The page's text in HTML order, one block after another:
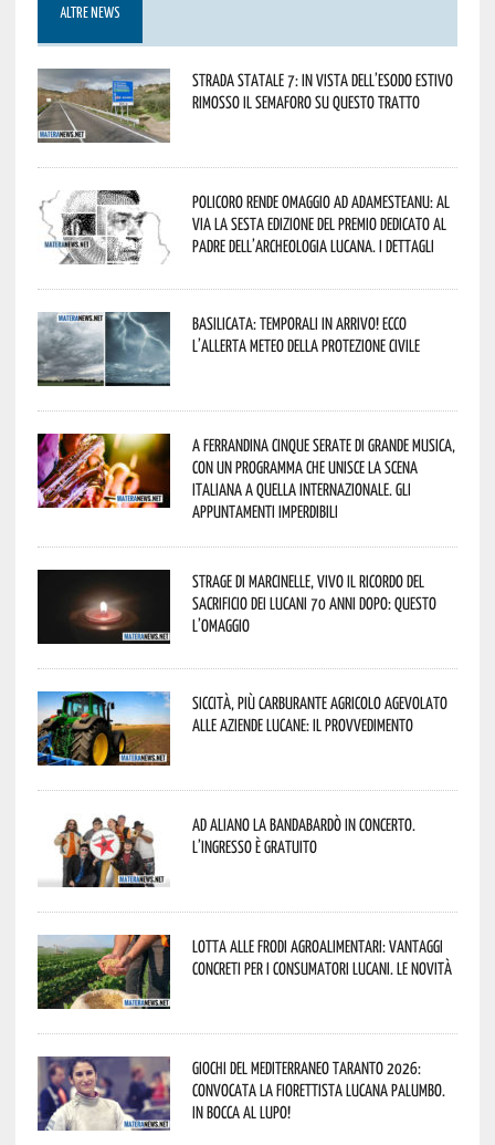
ALTRE NEWS
Strada statale 7: in vista dell’esodo estivo
rimosso il semaforo su questo tratto
Policoro rende omaggio ad Adamesteanu: al
via la sesta edizione del Premio dedicato al
padre dell’archeologia lucana. I dettagli
Basilicata: temporali in arrivo! Ecco
l’allerta meteo della Protezione civile
A Ferrandina cinque serate di grande musica,
con un programma che unisce la scena
italiana a quella internazionale. Gli
appuntamenti imperdibili
Strage di Marcinelle, vivo il ricordo del
sacrificio dei lucani 70 anni dopo: questo
l’omaggio
Siccità, più carburante agricolo agevolato
alle aziende lucane: il provvedimento
Ad Aliano la Bandabardò in concerto.
L’ingresso è gratuito
Lotta alle frodi agroalimentari: vantaggi
concreti per i consumatori lucani. Le novità
Giochi del Mediterraneo Taranto 2026:
convocata la fiorettista lucana Palumbo.
In bocca al lupo!